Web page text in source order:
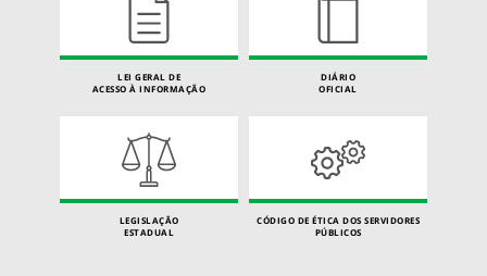
LEI GERAL DE
ACESSO À INFORMAÇÃO
DIÁRIO
OFICIAL
LEGISLAÇÃO
ESTADUAL
CÓDIGO DE ÉTICA DOS SERVIDORES
PÚBLICOS